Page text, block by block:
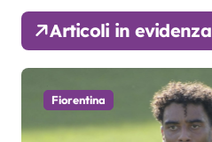
Articoli in evidenza
Fiorentina